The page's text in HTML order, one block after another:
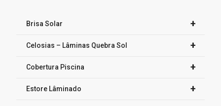
+
Brisa Solar
+
Celosias – Lâminas Quebra Sol
+
Cobertura Piscina
+
Estore Lâminado